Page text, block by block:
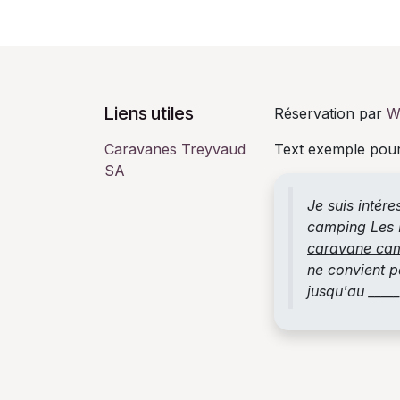
Liens utiles
Caravanes Treyvaud
SA
Réservation par
Text exemple
Je suis
camping Les
caravane
ne convient
jusqu'au